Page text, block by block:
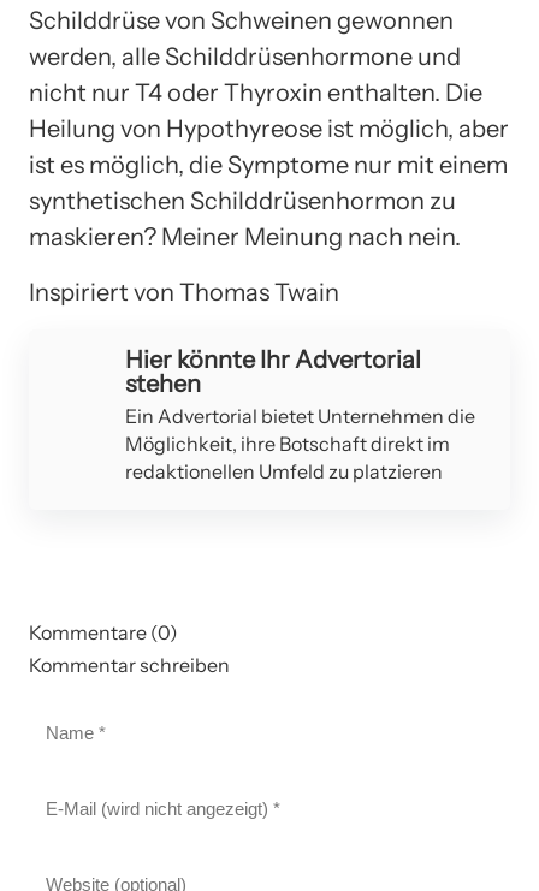
Schilddrüse von Schweinen gewonnen
werden, alle Schilddrüsenhormone und
nicht nur T4 oder Thyroxin enthalten. Die
Heilung von Hypothyreose ist möglich, aber
ist es möglich, die Symptome nur mit einem
synthetischen Schilddrüsenhormon zu
maskieren? Meiner Meinung nach nein.
Inspiriert von Thomas Twain
Hier könnte Ihr Advertorial
stehen
Ein Advertorial bietet Unternehmen die
Möglichkeit, ihre Botschaft direkt im
redaktionellen Umfeld zu platzieren
Kommentare (0)
Kommentar schreiben